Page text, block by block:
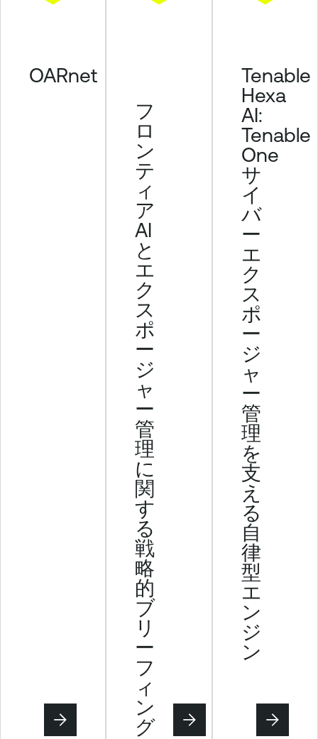
a
OARnet
フ
ロ
ン
テ
ィ
ア
AI
と
エ
ク
ス
ポ
ー
ジ
ャ
ー
管
理
に
関
す
る
戦
略
的
ブ
リ
ー
フ
ィ
ン
グ
Tenable
Hexa
AI:
Tenable
One
サ
イ
バ
ー
エ
ク
ス
ポ
ー
ジ
ャ
ー
管
理
を
支
え
る
自
律
型
エ
ン
ジ
ン